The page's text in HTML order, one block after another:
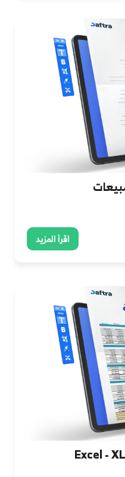
اقرأ المزيد